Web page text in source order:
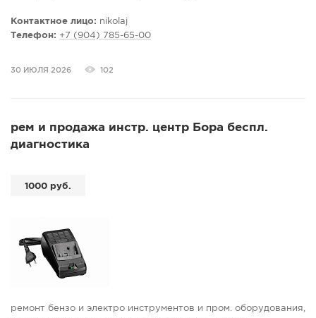
1500р. (провод 10 и 15 метров) и фекальные насосы ... также
есть насосы и станции бу, отдельные насосы , ремонтирую
Контактное лицо: nikolaj
Телефон: +7 (904) 785-65-00
30 ИЮЛЯ 2026 102
рем и продажа инстр. центр Бора беспл.
диагностика
1000 руб.
ремонт бензо и электро инструментов и пром. оборудования,